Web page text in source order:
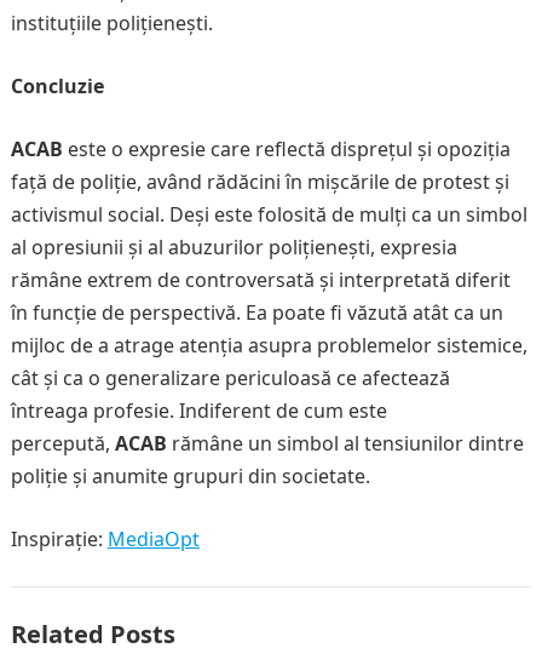
instituțiile polițienești.
Concluzie
ACAB este o expresie care reflectă disprețul și opoziția
față de poliție, având rădăcini în mișcările de protest și
activismul social. Deși este folosită de mulți ca un simbol
al opresiunii și al abuzurilor polițienești, expresia
rămâne extrem de controversată și interpretată diferit
în funcție de perspectivă. Ea poate fi văzută atât ca un
mijloc de a atrage atenția asupra problemelor sistemice,
cât și ca o generalizare periculoasă ce afectează
întreaga profesie. Indiferent de cum este
percepută, ACAB rămâne un simbol al tensiunilor dintre
poliție și anumite grupuri din societate.
Inspirație: MediaOpt
Related Posts